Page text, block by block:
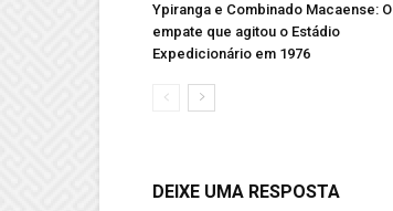
Ypiranga e Combinado Macaense: O
empate que agitou o Estádio
Expedicionário em 1976
DEIXE UMA RESPOSTA